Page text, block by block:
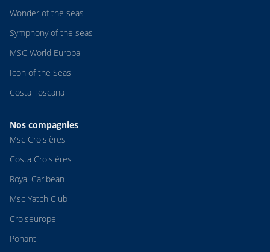
Wonder of the seas
Symphony of the seas
MSC World Europa
Icon of the Seas
Costa Toscana
Nos compagnies
Msc Croisières
Costa Croisières
Royal Caribean
Msc Yatch Club
Croiseurope
Ponant